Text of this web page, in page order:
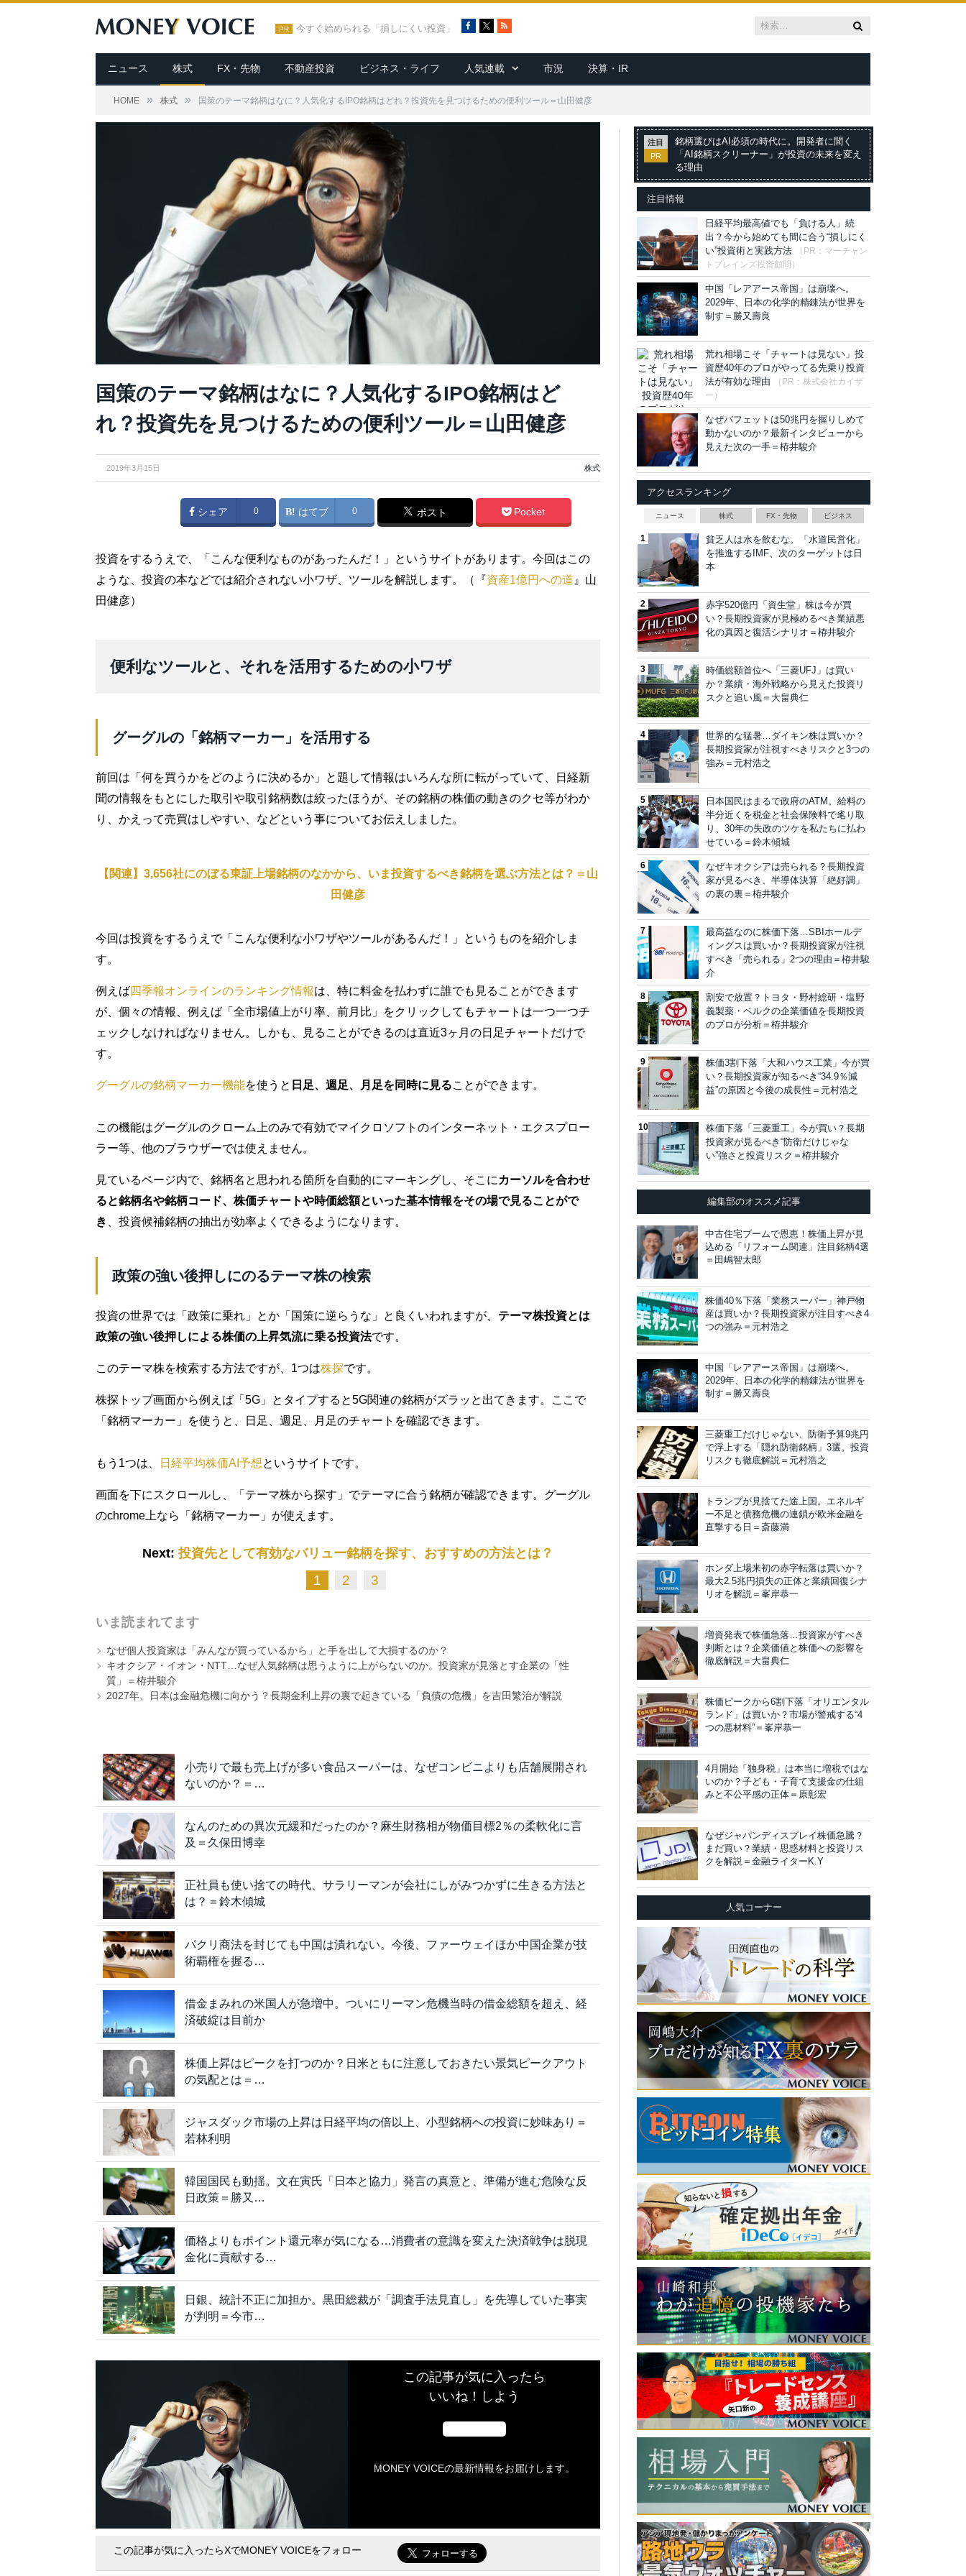
PR 今すぐ始められる「損しにくい投資」
c
e
b
o
R
S
ニュース 株式 FX・先物 不動産投資 ビジネス・ライフ 人気連載 市況 決算・IR
HOME » 株式 » 国策のテーマ銘柄はなに？人気化するIPO銘柄はどれ？投資先を見つけるための便利ツール＝山田健彦
国策のテーマ銘柄はなに？人気化するIPO銘柄はど
れ？投資先を見つけるための便利ツール＝山田健彦
2019年3月15日 株式
シェア 0 はてブ 0 ポスト Pocket
投資をするうえで、「こんな便利なものがあったんだ！」というサイトがあります。今回はこの
ような、投資の本などでは紹介されない小ワザ、ツールを解説します。（『資産1億円への道 』山
田健彦）
便利なツールと、それを活用するための小ワザ
グーグルの「銘柄マーカー」を活用する
前回は「何を買うかをどのように決めるか」と題して情報はいろんな所に転がっていて、日経新
聞の情報をもとにした取引や取引銘柄数は絞ったほうが、その銘柄の株価の動きのクセ等がわか
り、かえって売買はしやすい、などという事についてお伝えしました。
【関連】3,656社にのぼる東証上場銘柄のなかから、いま投資するべき銘柄を選ぶ方法とは？＝山
田健彦
今回は投資をするうえで「こんな便利な小ワザやツールがあるんだ！」というものを紹介しま
す。
例えば四季報オンラインのランキング情報は、特に料金を払わずに誰でも見ることができます
が、個々の情報、例えば「全市場値上がり率、前月比」をクリックしてもチャートは一つ一つチ
ェックしなければなりません。しかも、見ることができるのは直近3ヶ月の日足チャートだけで
す。
グーグルの銘柄マーカー機能を使うと 日足、週足、月足を同時に見ることができます。
この機能はグーグルのクローム上のみで有効でマイクロソフトのインターネット・エクスプロー
ラー等、他のブラウザーでは使えません。
見ているページ内で、銘柄名と思われる箇所を自動的にマーキングし、そこに カーソルを合わせ
ると銘柄名や銘柄コード、株価チャートや時価総額といった基本情報をその場で見ることがで
き
、投資候補銘柄の抽出が効率よくできるようになります。
政策の強い後押しにのるテーマ株の検索
投資の世界では「政策に乗れ」とか「国策に逆らうな」と良くいわれますが、 テーマ株投資とは
政策の強い後押しによる株価の上昇気流に乗る投資法です。
このテーマ株を検索する方法ですが、1つは株探です。
株探トップ画面から例えば「5G」とタイプすると5G関連の銘柄がズラッと出てきます。ここで
「銘柄マーカー」を使うと、日足、週足、月足のチャートを確認できます。
もう1つは、 日経平均株価AI予想というサイトです。
画面を下にスクロールし、「テーマ株から探す」でテーマに合う銘柄が確認できます。グーグル
のchrome上なら「銘柄マーカー」が使えます。
Next:投資先として有効なバリュー銘柄を探す、おすすめの方法とは？
1 2 3
いま読まれてます
なぜ個人投資家は「みんなが買っているから」と手を出して大損するのか？
キオクシア・イオン・NTT…なぜ人気銘柄は思うように上がらないのか。投資家が見落とす企業の「性
質」＝栫井駿介
2027年、日本は金融危機に向かう？長期金利上昇の裏で起きている「負債の危機」を吉田繁治が解説
小売りで最も売上げが多い食品スーパーは、なぜコンビニよりも店舗展開され
ないのか？＝…
なんのための異次元緩和だったのか？麻生財務相が物価目標2％の柔軟化に言
及＝久保田博幸
正社員も使い捨ての時代、サラリーマンが会社にしがみつかずに生きる方法と
は？＝鈴木傾城
パクリ商法を封じても中国は潰れない。今後、ファーウェイほか中国企業が技
術覇権を握る…
借金まみれの米国人が急増中。ついにリーマン危機当時の借金総額を超え、経
済破綻は目前か
株価上昇はピークを打つのか？日米ともに注意しておきたい景気ピークアウト
の気配とは＝…
ジャスダック市場の上昇は日経平均の倍以上、小型銘柄への投資に妙味あり＝
若林利明
韓国国民も動揺。文在寅氏「日本と協力」発言の真意と、準備が進む危険な反
日政策＝勝又…
価格よりもポイント還元率が気になる…消費者の意識を変えた決済戦争は脱現
金化に貢献する…
日銀、統計不正に加担か。黒田総裁が「調査手法見直し」を先導していた事実
が判明＝今市…
この記事が気に入ったら
いいね！しよう
MONEY VOICEの最新情報をお届けします。
この記事が気に入ったらXでMONEY VOICEをフォロー
注目
PR
銘柄選びはAI必須の時代に。開発者に聞く
「AI銘柄スクリーナー」が投資の未来を変え
る理由
注目情報
日経平均最高値でも「負ける人」続
出？今から始めても間に合う“損しにく
い”投資術と実践方法
（PR：マーチャン
トブレインズ投資顧問）
中国「レアアース帝国」は崩壊へ。
2029年、日本の化学的精錬法が世界を
制す＝勝又壽良
荒れ相場こそ「チャートは見ない」投
資歴40年のプロがやってる先乗り投資
法が有効な理由
（PR：株式会社カイザ
ー）
なぜバフェットは50兆円を握りしめて
動かないのか？最新インタビューから
見えた次の一手＝栫井駿介
アクセスランキング
ニュース 株式 FX・先物 ビジネス
貧乏人は水を飲むな。「水道民営化」
を推進するIMF、次のターゲットは日
本
赤字520億円「資生堂」株は今が買
い？長期投資家が見極めるべき業績悪
化の真因と復活シナリオ＝栫井駿介
時価総額首位へ「三菱UFJ」は買い
か？業績・海外戦略から見えた投資リ
スクと追い風＝大畠典仁
世界的な猛暑…ダイキン株は買いか？
長期投資家が注視すべきリスクと3つの
強み＝元村浩之
日本国民はまるで政府のATM。給料の
半分近くを税金と社会保険料で毟り取
り、30年の失政のツケを私たちに払わ
せている＝鈴木傾城
なぜキオクシアは売られる？長期投資
家が見るべき、半導体決算「絶好調」
の裏の裏＝栫井駿介
最高益なのに株価下落…SBIホールデ
ィングスは買いか？長期投資家が注視
すべき「売られる」2つの理由＝栫井駿
介
割安で放置？トヨタ・野村総研・塩野
義製薬・ベルクの企業価値を長期投資
のプロが分析＝栫井駿介
株価3割下落「大和ハウス工業」今が買
い？長期投資家が知るべき“34.9％減
益”の原因と今後の成長性＝元村浩之
株価下落「三菱重工」今が買い？長期
投資家が見るべき“防衛だけじゃな
い”強さと投資リスク＝栫井駿介
編集部のオススメ記事
中古住宅ブームで恩恵！株価上昇が見
込める「リフォーム関連」注目銘柄4選
＝田嶋智太郎
株価40％下落「業務スーパー」神戸物
産は買いか？長期投資家が注目すべき4
つの強み＝元村浩之
中国「レアアース帝国」は崩壊へ。
2029年、日本の化学的精錬法が世界を
制す＝勝又壽良
三菱重工だけじゃない、防衛予算9兆円
で浮上する「隠れ防衛銘柄」3選。投資
リスクも徹底解説＝元村浩之
トランプが見捨てた途上国。エネルギ
ー不足と債務危機の連鎖が欧米金融を
直撃する日＝斎藤満
ホンダ上場来初の赤字転落は買いか？
最大2.5兆円損失の正体と業績回復シナ
リオを解説＝峯岸恭一
増資発表で株価急落…投資家がすべき
判断とは？企業価値と株価への影響を
徹底解説＝大畠典仁
株価ピークから6割下落「オリエンタル
ランド」は買いか？市場が警戒する“4
つの悪材料”＝峯岸恭一
4月開始「独身税」は本当に増税ではな
いのか？子ども・子育て支援金の仕組
みと不公平感の正体＝原彰宏
なぜジャパンディスプレイ株価急騰？
まだ買い？業績・思惑材料と投資リス
クを解説＝金融ライターK.Y
人気コーナー